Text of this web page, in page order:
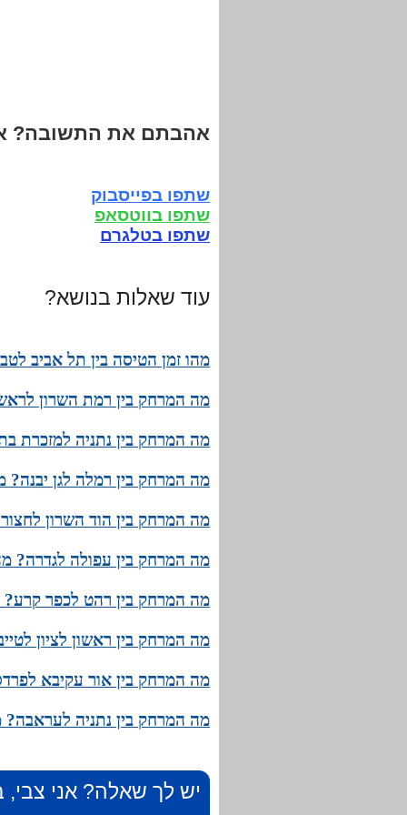
אהבתם את התשובה?
שתפו בפייסבוק
שתפו בווטסאפ
שתפו בטלגרם
עוד שאלות בנושא?
מהו זמן הטיסה בין תל אביב
מה המרחק בין רמת השרון לראש
מה המרחק בין נתניה למזכרת
מה המרחק בין רמלה לגן יבנה?
מה המרחק בין הוד השרון
מה המרחק בין עפולה לגדרה?
מה המרחק בין רהט לכפר קרע?
מה המרחק בין ראשון לציון
מה המרחק בין אור עקיבא
מה המרחק בין נתניה לעראבה?
יש לך שאלה? אני צבי,